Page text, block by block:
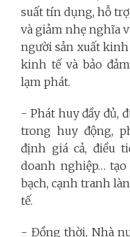
suất tín dụng, hỗ
và giảm nhẹ nghĩa
người sản xuất
kinh tế và bảo
lạm phát.
- Phát huy đầy đủ,
trong huy động,
định giá cả, điều
doanh nghiệp…
bạch, cạnh tranh
tế.
- Đồng thời, Nhà